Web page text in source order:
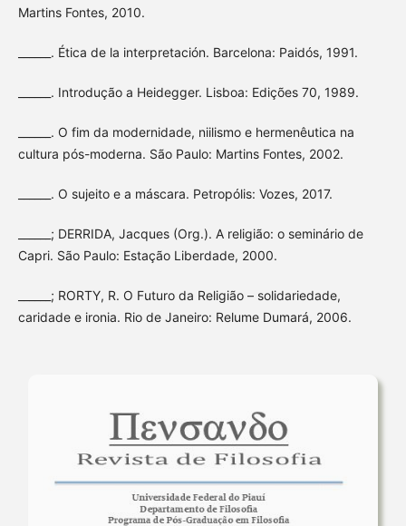
Martins Fontes, 2010.
______. Ética de la interpretación. Barcelona: Paidós, 1991.
______. Introdução a Heidegger. Lisboa: Edições 70, 1989.
______. O fim da modernidade, niilismo e hermenêutica na
cultura pós-moderna. São Paulo: Martins Fontes, 2002.
______. O sujeito e a máscara. Petropólis: Vozes, 2017.
______; DERRIDA, Jacques (Org.). A religião: o seminário de
Capri. São Paulo: Estação Liberdade, 2000.
______; RORTY, R. O Futuro da Religião – solidariedade,
caridade e ironia. Rio de Janeiro: Relume Dumará, 2006.